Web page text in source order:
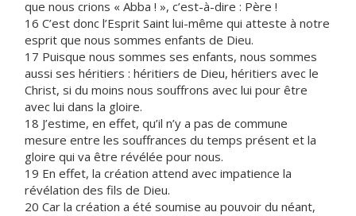
que nous crions « Abba ! », c’est-à-dire : Père !
16 C’est donc l’Esprit Saint lui-même qui atteste à notre
esprit que nous sommes enfants de Dieu.
17 Puisque nous sommes ses enfants, nous sommes
aussi ses héritiers : héritiers de Dieu, héritiers avec le
Christ, si du moins nous souffrons avec lui pour être
avec lui dans la gloire.
18 J’estime, en effet, qu’il n’y a pas de commune
mesure entre les souffrances du temps présent et la
gloire qui va être révélée pour nous.
19 En effet, la création attend avec impatience la
révélation des fils de Dieu.
20 Car la création a été soumise au pouvoir du néant,